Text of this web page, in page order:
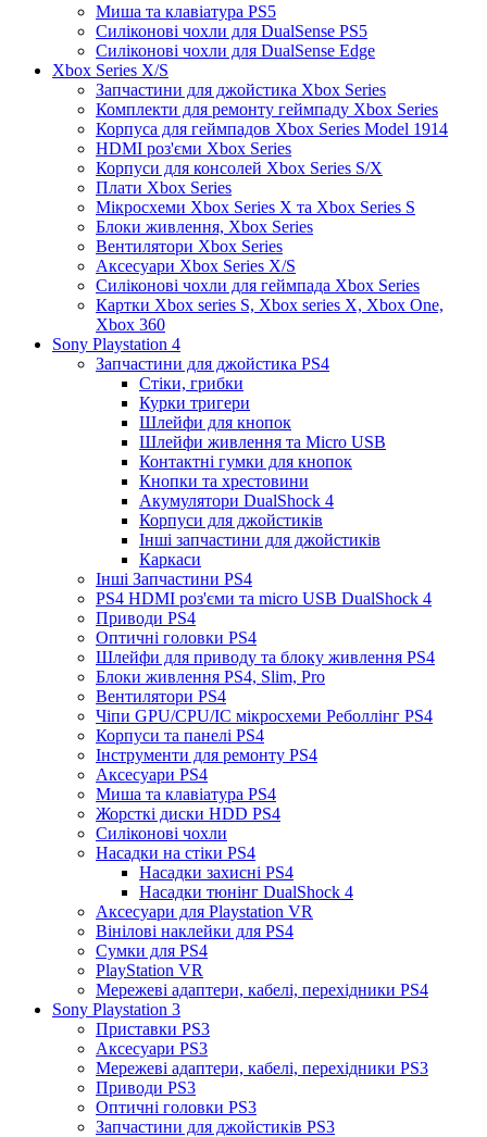
Миша та клавіатура PS5
Силіконові чохли для DualSense PS5
Силіконові чохли для DualSense Edge
Xbox Series X/S
Запчастини для джойстика Xbox Series
Комплекти для ремонту геймпаду Xbox Series
Корпуса для геймпадов Xbox Series Model 1914
HDMI роз'єми Xbox Series
Корпуси для консолей Xbox Series S/X
Плати Xbox Series
Мікросхеми Xbox Series X та Xbox Series S
Блоки живлення, Xbox Series
Вентилятори Xbox Series
Аксесуари Xbox Series X/S
Силіконові чохли для геймпада Xbox Series
Картки Xbox series S, Xbox series X, Xbox One,
Xbox 360
Sony Playstation 4
Запчастини для джойстика PS4
Стіки, грибки
Курки тригери
Шлейфи для кнопок
Шлейфи живлення та Micro USB
Контактні гумки для кнопок
Кнопки та хрестовини
Акумулятори DualShock 4
Корпуси для джойстиків
Інші запчастини для джойстиків
Каркаси
Інші Запчастини PS4
PS4 HDMI роз'єми та micro USB DualShock 4
Приводи PS4
Оптичні головки PS4
Шлейфи для приводу та блоку живлення PS4
Блоки живлення PS4, Slim, Pro
Вентилятори PS4
Чіпи GPU/CPU/IC мікросхеми Реболлінг PS4
Корпуси та панелі PS4
Інструменти для ремонту PS4
Аксесуари PS4
Миша та клавіатура PS4
Жорсткі диски HDD PS4
Силіконові чохли
Насадки на стіки PS4
Насадки захисні PS4
Насадки тюнінг DualShock 4
Аксесуари для Playstation VR
Вінілові наклейки для PS4
Сумки для PS4
PlayStation VR
Мережеві адаптери, кабелі, перехідники PS4
Sony Playstation 3
Приставки PS3
Аксесуари PS3
Мережеві адаптери, кабелі, перехідники PS3
Приводи PS3
Оптичні головки PS3
Запчастини для джойстиків PS3